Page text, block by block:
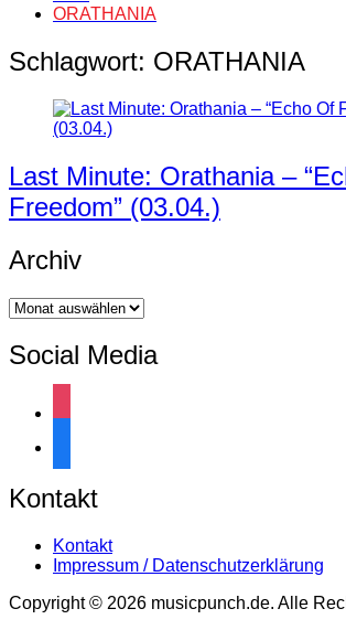
ORATHANIA
Schlagwort: ORATHANIA
Last Minute: Orathania –
Freedom” (03.04.)
Archiv
Archiv
Social Media
Kontakt
Kontakt
Impressum / Datenschutzerklärung
Copyright © 2026 musicpunch.de. Alle